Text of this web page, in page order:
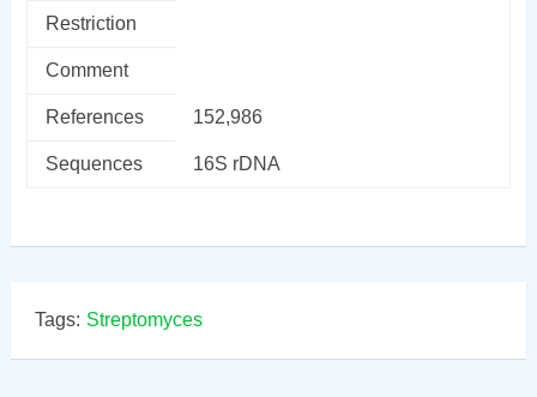
Restriction
Comment
References 152,986
Sequences 16S rDNA
Tags: Streptomyces